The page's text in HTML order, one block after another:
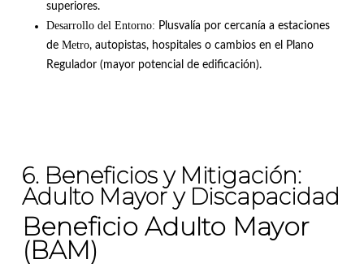
superiores.
Desarrollo del Entorno: Plusvalía por cercanía a estaciones
de Metro, autopistas, hospitales o cambios en el Plano
Regulador (mayor potencial de edificación).
6. Beneficios y Mitigación:
Adulto Mayor y Discapacidad
Beneficio Adulto Mayor
(BAM)